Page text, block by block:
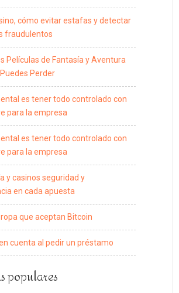
cómo evitar estafas y detectar
fraudulentos
Películas de Fantasía y Aventura
Perder
es tener todo controlado con
para la empresa
es tener todo controlado con
para la empresa
y casinos seguridad y
en cada apuesta
que aceptan Bitcoin
cuenta al pedir un préstamo
populares